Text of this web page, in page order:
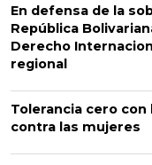
En defensa de la
República
Derecho
regional
Tolerancia cero
contra las mujeres